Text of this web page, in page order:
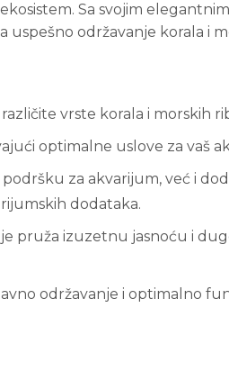
Sa svojim
održavanje korala i
vrste korala i morskih
optimalne uslove za vaš
za akvarijum, već i
dodataka.
pruža izuzetnu jasnoću i
održavanje i optimalno